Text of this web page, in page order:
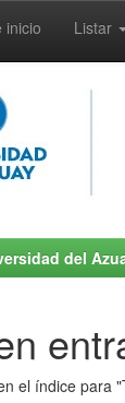
inicio Listar
del
el índice para